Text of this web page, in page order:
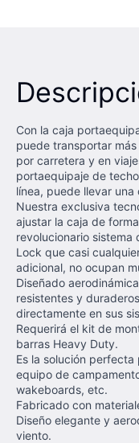
Con la caja
puede transportar
por carretera y en
portaequipaje de
línea, puede llevar
Nuestra exclusiva
ajustar la caja de
revolucionario sistema
Lock que casi
adicional, no ocupan
Diseñado
resistentes y
directamente en sus
Requerirá el kit de
barras Heavy Duty.
Es la solución
equipo de
wakeboards, etc.
Fabricado con
Diseño elegante y
viento.